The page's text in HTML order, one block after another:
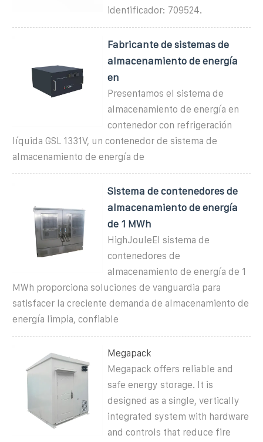
identificador: 709524.
Fabricante de sistemas de
almacenamiento de energía
en
Presentamos el sistema de
almacenamiento de energía en
contenedor con refrigeración
líquida GSL 1331V, un contenedor de sistema de
almacenamiento de energía de
Sistema de contenedores de
almacenamiento de energía
de 1 MWh
HighJouleEl sistema de
contenedores de
almacenamiento de energía de 1
MWh proporciona soluciones de vanguardia para
satisfacer la creciente demanda de almacenamiento de
energía limpia, confiable
Megapack
Megapack offers reliable and
safe energy storage. It is
designed as a single, vertically
integrated system with hardware
and controls that reduce fire